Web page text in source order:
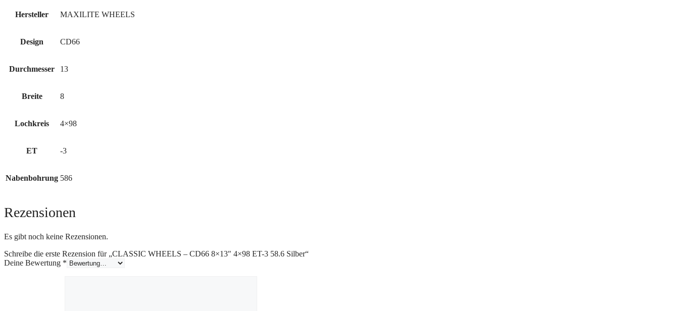
Hersteller MAXILITE WHEELS
Design CD66
Durchmesser 13
Breite 8
Lochkreis 4×98
ET -3
Nabenbohrung 586
Rezensionen
Es gibt noch keine Rezensionen.
Schreibe die erste Rezension für „CLASSIC WHEELS – CD66 8×13″ 4×98 ET-3 58.6 Silber“
Deine Bewertung *